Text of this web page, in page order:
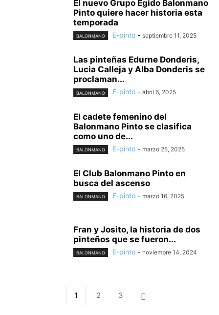
El nuevo Grupo Egido Balonmano
Pinto quiere hacer historia esta
temporada
BALONMANO E-pinto - septiembre 11, 2025
Las pinteñas Edurne Donderis,
Lucia Calleja y Alba Donderis se
proclaman...
BALONMANO E-pinto - abril 6, 2025
El cadete femenino del
Balonmano Pinto se clasifica
como uno de...
BALONMANO E-pinto - marzo 25, 2025
El Club Balonmano Pinto en
busca del ascenso
BALONMANO E-pinto - marzo 16, 2025
Fran y Josito, la historia de dos
pinteños que se fueron...
BALONMANO E-pinto - noviembre 14, 2024
1 2 3